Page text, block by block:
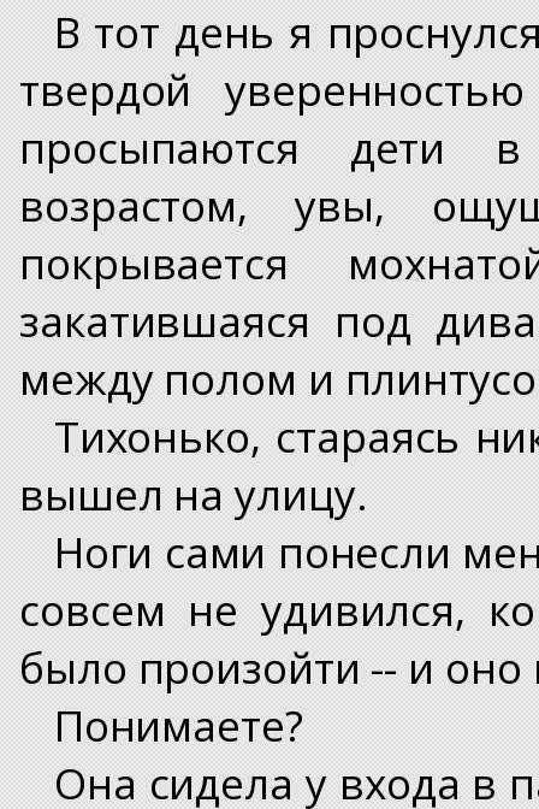
В тот день я
твердой
просыпаются дети
возрастом, увы,
покрывается
закатившаяся под
между полом и
Тихонько, стараясь
вышел на улицу.
Ноги сами понесли
совсем не удивился,
было произойти -- и
Понимаете?
Она сидела у входа в